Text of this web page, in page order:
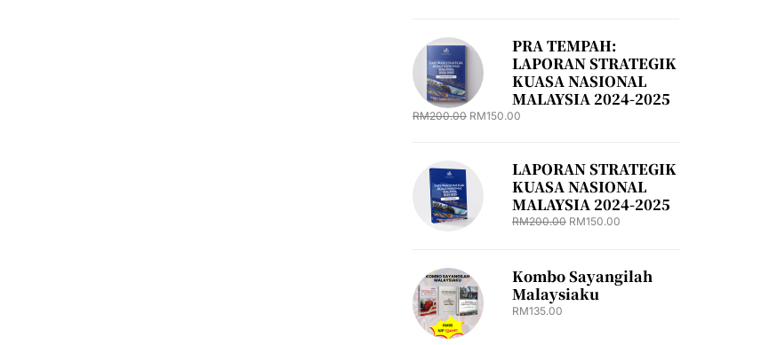
PRA TEMPAH:
LAPORAN STRATEGIK
KUASA NASIONAL
MALAYSIA 2024-2025
RM200.00 RM150.00
LAPORAN STRATEGIK
KUASA NASIONAL
MALAYSIA 2024-2025
RM200.00 RM150.00
Kombo Sayangilah
Malaysiaku
RM135.00